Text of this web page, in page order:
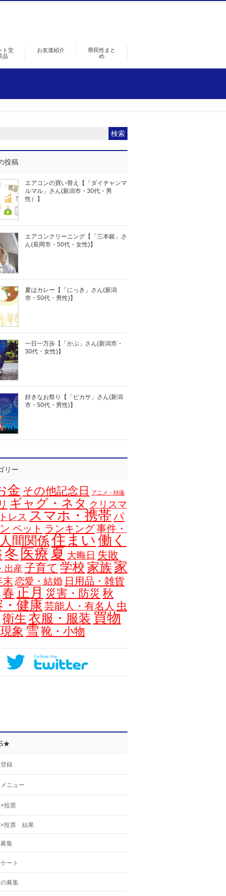
ト交
品
お友達紹介
県民性まと
め
投稿
エアコンの買い替え【「ダイチャンマ
ルマル」さん(新潟市・30代・男
性）】
エアコンクリーニング【「三本銀」さ
ん(長岡市・50代・女性)】
夏はカレー【「にっき」さん(新潟
市・50代・男性)】
一日一万歩【「かぶ」さん(新潟市・
30代・女性)】
好きなお祭り【「ピカサ」さん(新潟
市・50代・男性)】
リー
金 その他記念日 アニメ・特撮
ギャグ・ネタ クリスマ
レス スマホ・携帯 パ
ペット ランキング事件・
人間関係住まい働く
冬 医療夏 大晦日 失敗
出産 子育て 学校 家族 家
末 恋愛・結婚 日用品・雑貨
春 正月 災害・防災 秋
・健康 芸能人・有名人 虫
衛生 衣服・服装 買物
象 雪 靴・小物
録
ニュー
投票
×投票 結果
集
ート
募集